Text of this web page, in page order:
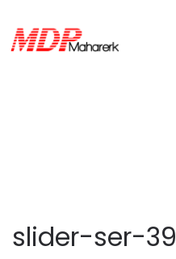
slider-ser-39